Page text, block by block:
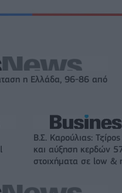
η Ελλάδα, 96-86 από
Β.Σ. Καρούλιας:
και αύξηση κερδών
στοιχήματα σε low &